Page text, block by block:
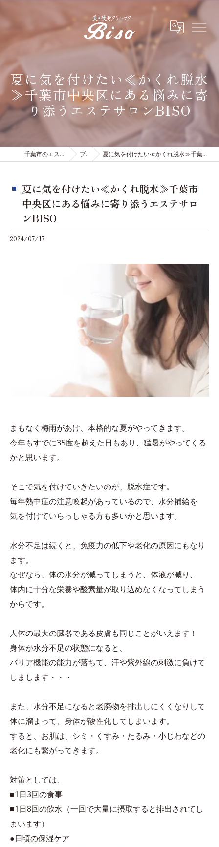
夏に気を付けたい≪かくれ脱水
≫千葉市中央区にある悩みに寄
り添うエステサロンBISO
千葉市のエステは有限会社ビソウ ブログ 夏に気を付けたい≪かくれ脱水≫千葉市中央区にある悩みに寄り添うエステサロンBISO
夏に気を付けたい≪かくれ脱水≫千葉市
中央区にある悩みに寄り添うエステサロ
ンBISO
2024/07/17
まもなく梅雨があけ、本格的な夏がやってきます。
今年もすでに35度を超えた日もあり、猛暑がやってくる
かと思います。
そこで気を付けていきたいのが、脱水症です。
毎年熱中症の注意喚起があっているので、水分補給を
気を付けていらっしゃる方も多いかと思います。
水分不足は続くと、免疫力の低下や老化の原因にもなり
ます。
なぜなら、体の水分が減ってしまうと、体液が減り、
体内に十分な栄養や酸素量が取り込めなくなってしまう
からです。
人体の最大の臓器である皮膚も同じことがいえます！
身体が水分不足の状態になると、
バリア機能の能力が落ちて、汗や紫外線の刺激に負けて
しまします・・・
また、水分不足になると老廃物を排出しにくくなりして
体に溜まって、身体が酸性化してしまいます。
すると、お肌は、シミ・くすみ・たるみ・小じわなどの
老化にも繋がってきます。
対策としては、
■1日3回の食事
■1日8回の飲水（一回で大量に摂取すると排出されてし
まいます）
●日頃の保湿ケア